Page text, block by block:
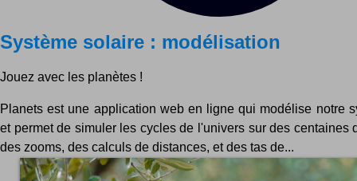
Système solaire : modélisation
Jouez avec les planètes !
Planets est une application web en ligne qui modélise notre
et permet de simuler les cycles de l'univers sur des centaines
des zooms, des calculs de distances, et des tas de...